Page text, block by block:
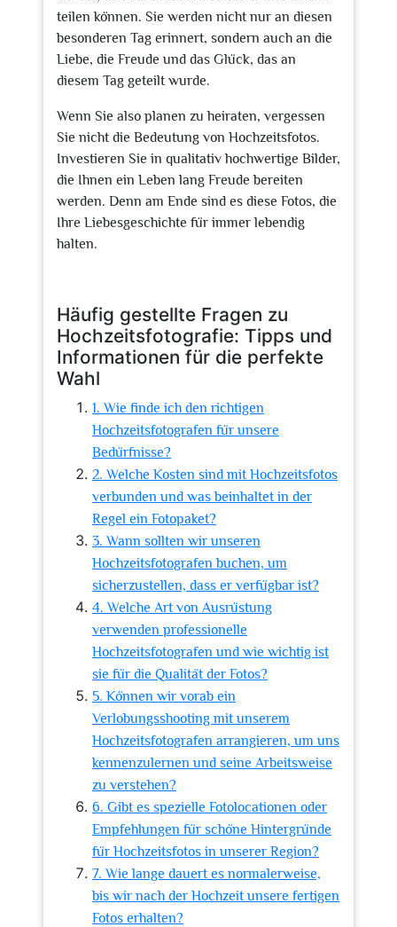
teilen können. Sie werden nicht nur an diesen
besonderen Tag erinnert, sondern auch an die
Liebe, die Freude und das Glück, das an
diesem Tag geteilt wurde.
Wenn Sie also planen zu heiraten, vergessen
Sie nicht die Bedeutung von Hochzeitsfotos.
Investieren Sie in qualitativ hochwertige Bilder,
die Ihnen ein Leben lang Freude bereiten
werden. Denn am Ende sind es diese Fotos, die
Ihre Liebesgeschichte für immer lebendig
halten.
Häufig gestellte Fragen zu
Hochzeitsfotografie: Tipps und
Informationen für die perfekte
Wahl
1. Wie finde ich den richtigen
Hochzeitsfotografen für unsere
Bedürfnisse?
2. Welche Kosten sind mit Hochzeitsfotos
verbunden und was beinhaltet in der
Regel ein Fotopaket?
3. Wann sollten wir unseren
Hochzeitsfotografen buchen, um
sicherzustellen, dass er verfügbar ist?
4. Welche Art von Ausrüstung
verwenden professionelle
Hochzeitsfotografen und wie wichtig ist
sie für die Qualität der Fotos?
5. Können wir vorab ein
Verlobungsshooting mit unserem
Hochzeitsfotografen arrangieren, um uns
kennenzulernen und seine Arbeitsweise
zu verstehen?
6. Gibt es spezielle Fotolocationen oder
Empfehlungen für schöne Hintergründe
für Hochzeitsfotos in unserer Region?
7. Wie lange dauert es normalerweise,
bis wir nach der Hochzeit unsere fertigen
Fotos erhalten?